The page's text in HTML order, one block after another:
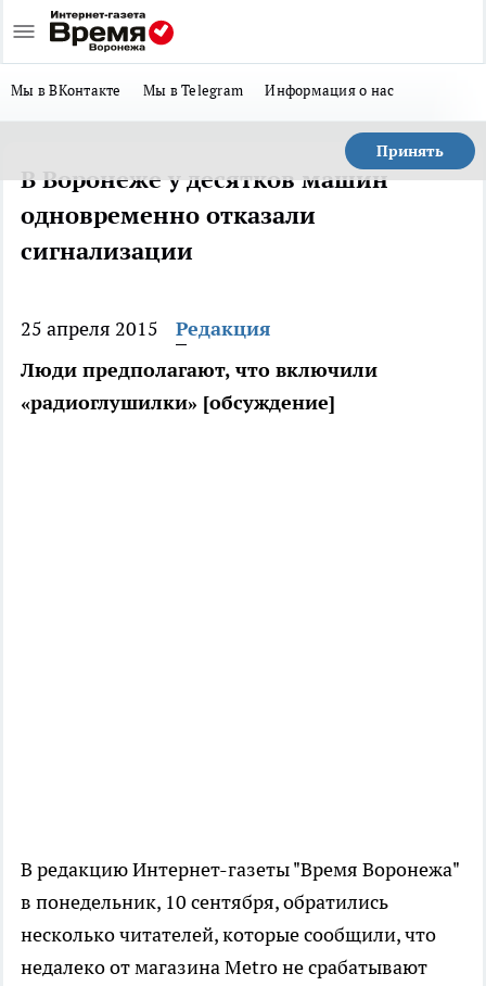
Мы в ВКонтакте Мы в Telegram Информация о нас
Принять
В Воронеже у десятков машин
одновременно отказали
сигнализации
25 апреля 2015
Редакция
Люди предполагают, что включили
«радиоглушилки» [обсуждение]
В редакцию Интернет-газеты "Время Воронежа"
в понедельник, 10 сентября, обратились
несколько читателей, которые сообщили, что
недалеко от магазина Metro не срабатывают